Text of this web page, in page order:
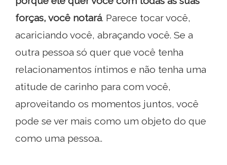
forças, você notará. Parece tocar você,
acariciando você, abraçando você. Se a
outra pessoa só quer que você tenha
relacionamentos íntimos e não tenha uma
atitude de carinho para com você,
aproveitando os momentos juntos, você
pode se ver mais como um objeto do que
como uma pessoa..